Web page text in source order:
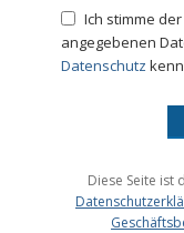
Datenschutz